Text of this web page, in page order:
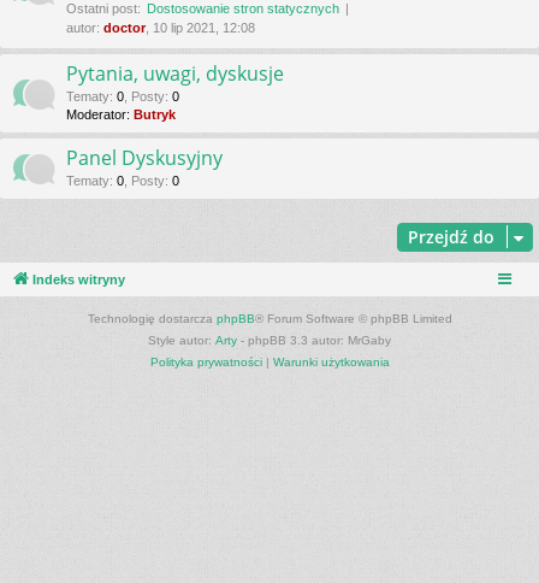
Ostatni post: Dostosowanie stron statycznych
autor: doctor, 10 lip 2021, 12:08
Pytania, uwagi, dyskusje
Tematy: 0 Posty: 0
Moderator: Butryk
Panel Dyskusyjny
Tematy: 0 Posty: 0
Przejdź do
Indeks witryny
Technologię dostarcza phpBB® Forum Software © phpBB Limited
Style autor: Arty - phpBB 3.3 autor: MrGaby
Polityka prywatności| Warunki użytkowania